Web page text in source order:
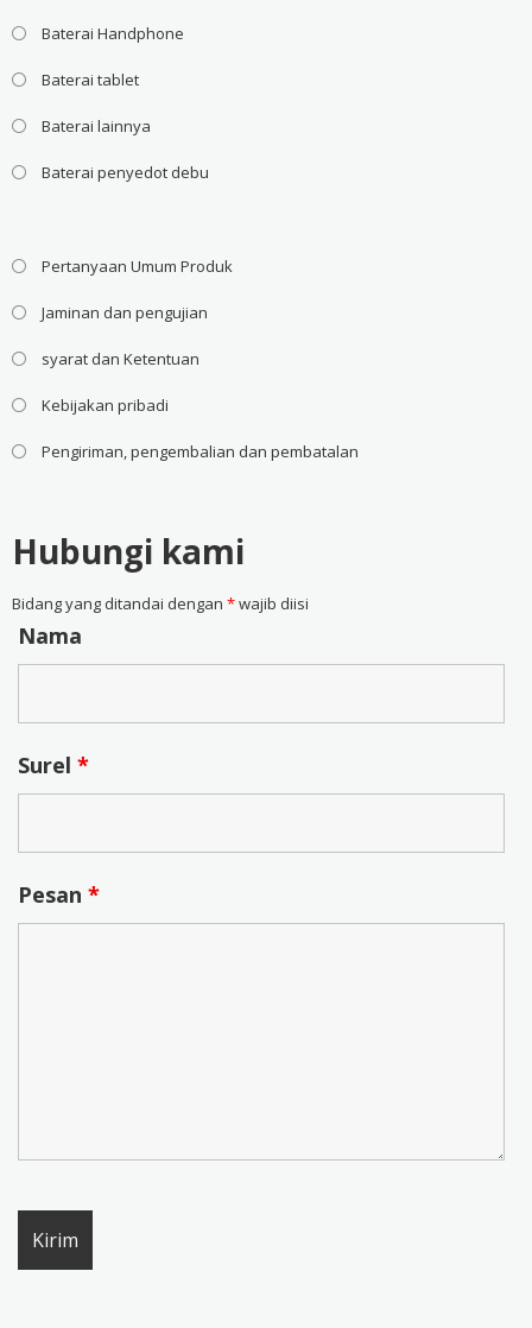
Baterai Handphone
Baterai tablet
Baterai lainnya
Baterai penyedot debu
Pertanyaan Umum Produk
Jaminan dan pengujian
syarat dan Ketentuan
Kebijakan pribadi
Pengiriman, pengembalian dan pembatalan
Hubungi kami
Bidang yang ditandai dengan *wajib diisi
Nama
Surel *
Pesan *